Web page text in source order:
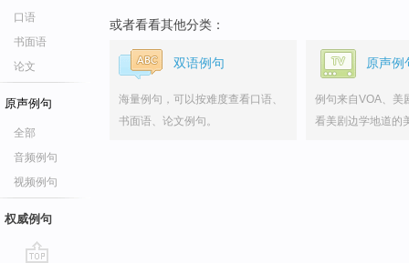
口语
书面语
论文
原声例句
全部
音频例句
视频例句
权威例句
或者看看其他分类：
双语例句
海量例句，可以按难度查看口语、
书面语、论文例句。
原声例
例句来自VOA、美
看美剧边学地道的